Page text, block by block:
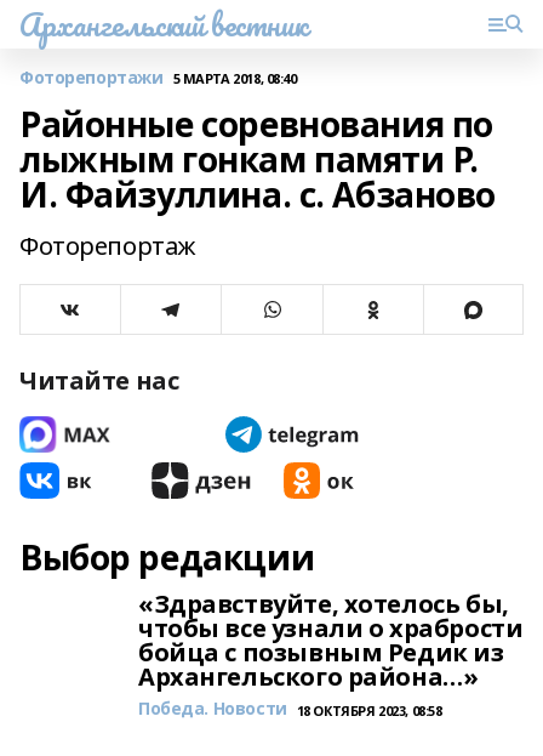
Архангельский вестник
Фоторепортажи 5 МАРТА 2018, 08:40
Районные соревнования по
лыжным гонкам памяти Р.
И. Файзуллина. с. Абзаново
Фоторепортаж
Читайте нас
Выбор редакции
«Здравствуйте, хотелось бы,
чтобы все узнали о храбрости
бойца с позывным Редик из
Архангельского района…»
Победа. Новости 18 ОКТЯБРЯ 2023, 08:58